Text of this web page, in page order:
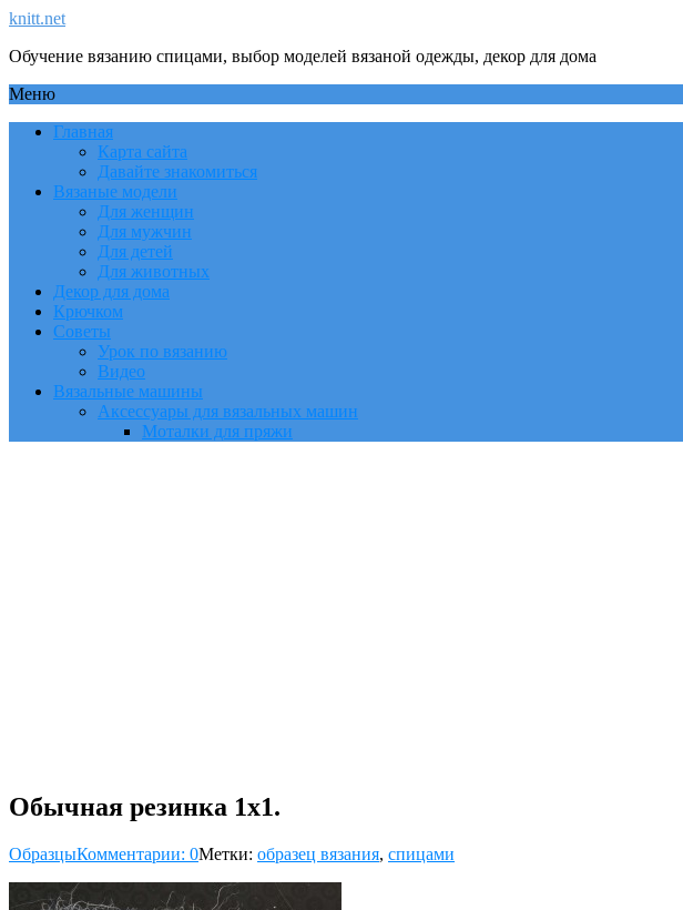
knitt.net
Обучение вязанию спицами, выбор моделей вязаной одежды, декор для дома
Меню
Главная
Карта сайта
Давайте знакомиться
Вязаные модели
Для женщин
Для мужчин
Для детей
Для животных
Декор для дома
Крючком
Советы
Урок по вязанию
Видео
Вязальные машины
Аксессуары для вязальных машин
Моталки для пряжи
Обычная резинка 1х1.
ОбразцыКомментарии: 0Метки: образец вязания, спицами